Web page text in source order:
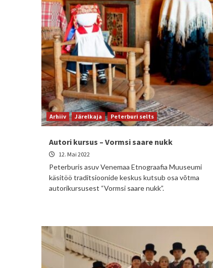
Arhiiv Järelkaja Peterburi selts
Autori kursus – Vormsi saare nukk
12. Mai 2022
Peterburis asuv Venemaa Etnograafia Muuseumi
käsitöö traditsioonide keskus kutsub osa võtma
autorikursusest “Vormsi saare nukk”.